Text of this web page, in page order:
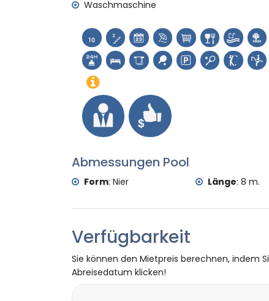
Kino, Theater, Bar und Promenade
Sehenswürdigkeiten und Kultur in Javea,
Museum (Historisches Javea, Javea),
(Windmühlen, Javea), Denkmal (Javea
Javea), historischer Ort (Javea Stadt
Burg (Portal de la Vila und Denia)
Sportmöglichkeiten
Tennis, Golf (Javea Golf Club), Reiten,
Kajakfahren, Angeln, Tauchen,
Waschmaschine
Abmessungen Pool
Form: Nier Länge: 8 m.
Verfügbarkeit
Sie können den Mietpreis berechnen, indem
Abreisedatum klicken!